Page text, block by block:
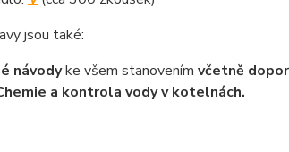
jsou také:
návodyke všem stanovením včetně
a kontrola vody v kotelnách.